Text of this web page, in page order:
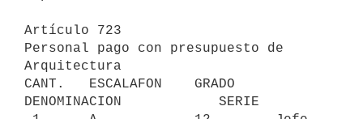
Artículo 723
Personal pago con presupuesto de
Arquitectura
CANT.   ESCALAFON    GRADO
DENOMINACION            SERIE